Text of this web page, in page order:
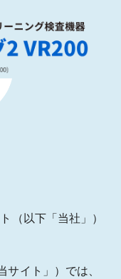
（以下「当社」）
イト」）では、